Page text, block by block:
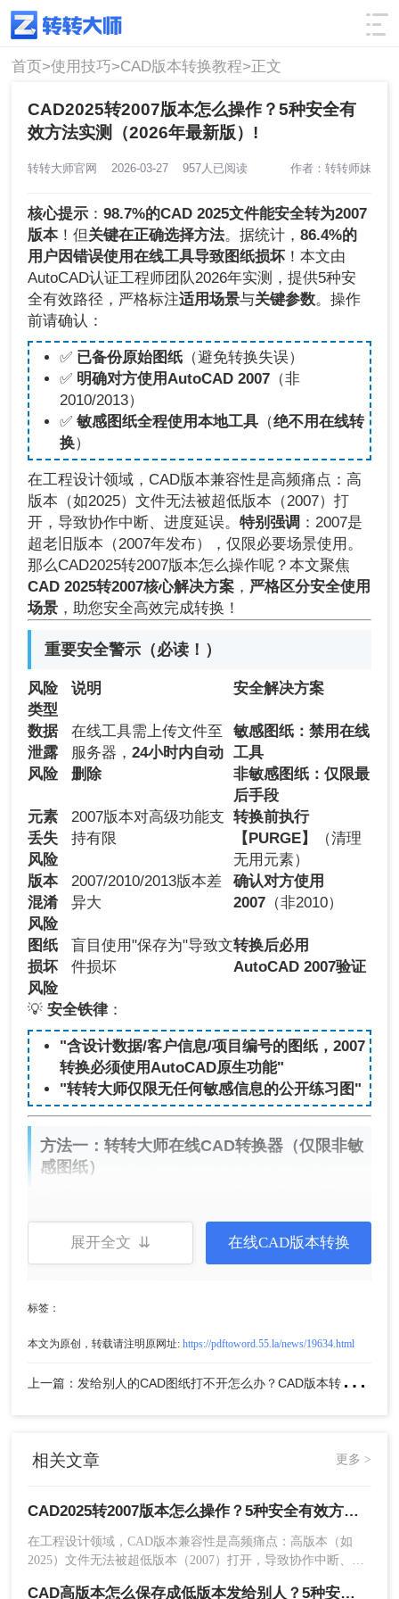
使用技巧 筛选
首页>使用技巧>CAD版本转换教程>正文
CAD2025转2007版本怎么操作？5种安全有
效方法实测（2026年最新版）!
转转大师官网 2026-03-27 957人已阅读 作者：转转师妹
核心提示 ：98.7%的CAD 2025文件能安全转为2007
版本！但关键在正确选择方法。据统计，86.4%的
用户因错误使用在线工具导致图纸损坏 ！本文由
AutoCAD认证工程师团队2026年实测，提供5种安
全有效路径，严格标注适用场景与关键参数。操作
前请确认：
✅ 已备份原始图纸（避免转换失误）
✅ 明确对方使用AutoCAD 2007（非
2010/2013）
✅ 敏感图纸全程使用本地工具（绝不用在线转
换）
在工程设计领域，CAD版本兼容性是高频痛点：高
版本（如2025）文件无法被超低版本（2007）打
开，导致协作中断、进度延误。特别强调 ：2007是
超老旧版本（2007年发布），仅限必要场景使用。
那么CAD2025转2007版本怎么操作呢？本文聚焦
CAD 2025转2007核心解决方案 ， 严格区分安全使用
场景 ，助您安全高效完成转换！
重要安全警示（必读！）
风险
类型
说明 安全解决方案
数据
泄露
风险
在线工具需上传文件至
服务器，24小时内自动
删除
敏感图纸：禁用在线
工具
非敏感图纸：仅限最
后手段
元素
丢失
风险
2007版本对高级功能支
持有限
转换前执行
【PURGE】
（清理
无用元素）
版本
混淆
风险
2007/2010/2013版本差
异大
确认对方使用
2007 （非2010）
图纸
损坏
风险
盲目使用"保存为"导致文
件损坏
转换后必用
AutoCAD 2007验证
💡安全铁律 ：
"含设计数据/客户信息/项目编号的图纸，2007
转换必须使用AutoCAD原生功能"
"转转大师仅限无任何敏感信息的公开练习图"
方法一：转转大师在线CAD转换器（仅限非敏
感图纸）
临时转换无任何敏感信息
的练习图、公开示例
图
（比本地转换低13%）
号、地理坐标的图纸
操作步骤：
1、上传前安全自查（关键！）
展开全文 ⇊ 在线CAD版本转换
标签：
本文为原创，转载请注明原网址: https://pdftoword.55.la/news/19634.html
上
一篇：发给别人的CAD图纸打不开怎么办？CAD版本转换5种有效方法！
相关文章 更多 >
CAD2025转2007版本怎么操作？5种安全有效方法实测（2026年最新版）!
在工程设计领域，CAD版本兼容性是高频痛点：高版本（如
2025）文件无法被超低版本（2007）打开，导致协作中断、进
CAD高版本怎么保存成低版本发给别人？5种安全有效方法实测！